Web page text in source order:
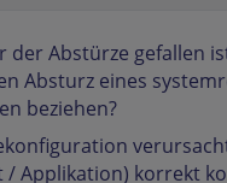
Abstürze gefallen
Absturz eines
beziehen?
/ Applikation) korrekt